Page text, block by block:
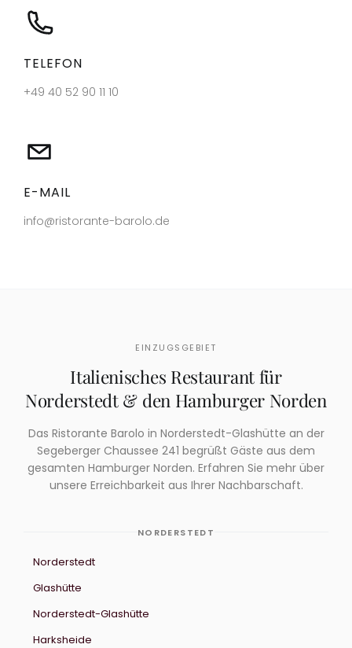
TELEFON
+49 40 52 90 11 10
E-MAIL
info@ristorante-barolo.de
EINZUGSGEBIET
Italienisches Restaurant für
Norderstedt & den Hamburger Norden
Das Ristorante Barolo in Norderstedt-Glashütte an der
Segeberger Chaussee 241 begrüßt Gäste aus dem
gesamten Hamburger Norden. Erfahren Sie mehr über
unsere Erreichbarkeit aus Ihrer Nachbarschaft.
NORDERSTEDT
Norderstedt
Glashütte
Norderstedt-Glashütte
Harksheide